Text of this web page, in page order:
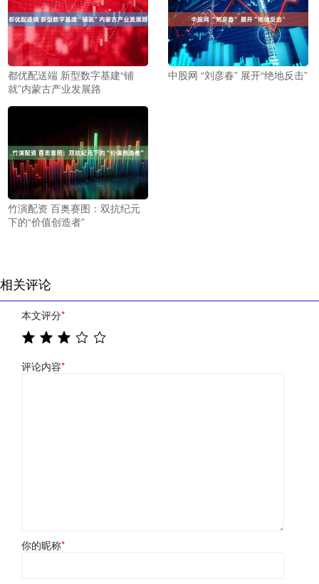
都优配送端 新型数字基建“铺
就”内蒙古产业发展路
中股网 “刘彦春” 展开“绝地反击”
竹演配资 百奥赛图：双抗纪元
下的“价值创造者”
相关评论
本文评分*
评论内容*
你的昵称*